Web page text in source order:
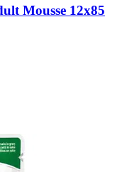
Mousse 12x85